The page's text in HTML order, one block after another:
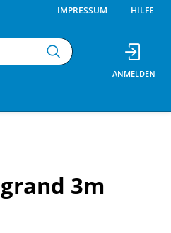
IMPRESSUM HILFE
3m